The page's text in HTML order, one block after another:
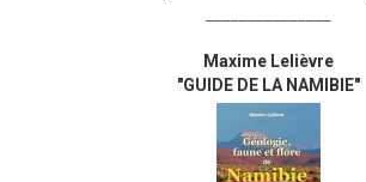
Maxime Lelièvre
"GUIDE DE LA NAMIBIE"